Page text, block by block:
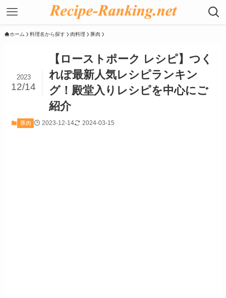
ホーム 料理名から探す 肉料理 豚肉
【ローストポーク レシピ】つく
れぽ最新人気レシピランキン
グ！殿堂入りレシピを中心にご
紹介
2023
12/14
豚肉 2023-12-14 2024-03-15